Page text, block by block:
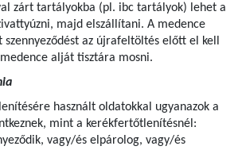
zárt tartályokba (pl. ibc tartályok) lehet a
majd elszállítani. A medence
szennyeződést az újrafeltöltés előtt el kell
alját tisztára mosni.
használt oldatokkal ugyanazok a
mint a kerékfertőtlenítésnél:
vagy/és elpárolog, vagy/és